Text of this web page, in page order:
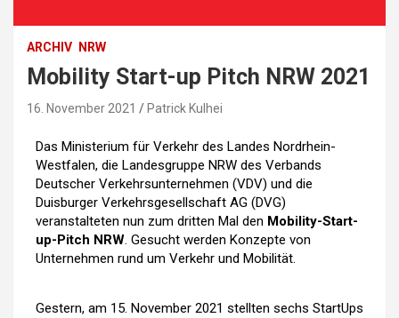
ARCHIV NRW
Mobility Start-up Pitch NRW 2021
16. November 2021 Patrick Kulhei
Das Ministerium für Verkehr des Landes Nordrhein-
Westfalen, die Landesgruppe NRW des Verbands
Deutscher Verkehrsunternehmen (VDV) und die
Duisburger Verkehrsgesellschaft AG (DVG)
veranstalteten nun zum dritten Mal den Mobility-Start-
up-Pitch NRW. Gesucht werden Konzepte von
Unternehmen rund um Verkehr und Mobilität.
Gestern, am 15. November 2021 stellten sechs StartUps